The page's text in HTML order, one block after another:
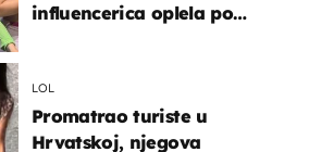
influencerica oplela po
LOL
Promatrao turiste u
Hrvatskoj, njegova